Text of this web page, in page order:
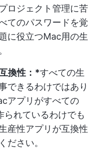
ロジェクト管理に苦
てのパスワードを覚
に役立つMac用の生
換性：*すべての生
できるわけではあり
アプリがすべての
れているわけでも
産性アプリが互換性
ださい。